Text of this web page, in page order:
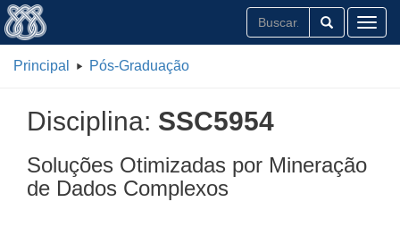
Principal Pós-Graduação
Disciplina: SSC5954
Soluções Otimizadas por Mineração
de Dados Complexos